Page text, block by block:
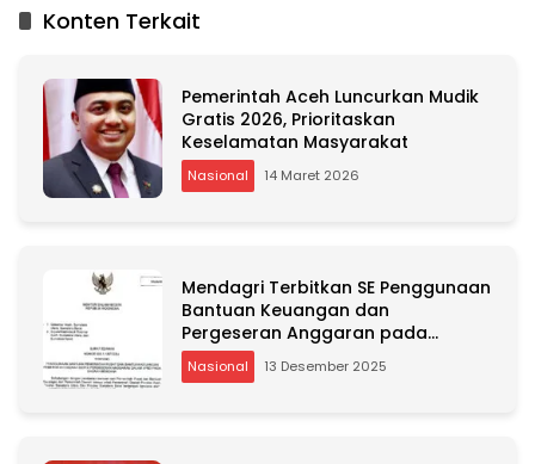
e Konten Terkait
Pemerintah Aceh Luncurkan Mudik
Gratis 2026, Prioritaskan
Keselamatan Masyarakat
Nasional 14 Maret 2026
Mendagri Terbitkan SE Penggunaan
Bantuan Keuangan dan
Pergeseran Anggaran pada
Daerah Bencana
Nasional 13 Desember 2025